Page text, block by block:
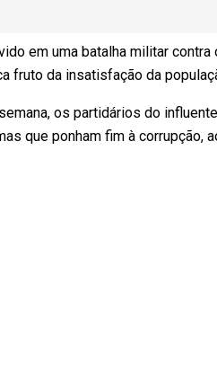
em uma batalha militar
fruto da insatisfação da
os partidários do
que ponham fim à corrupção,